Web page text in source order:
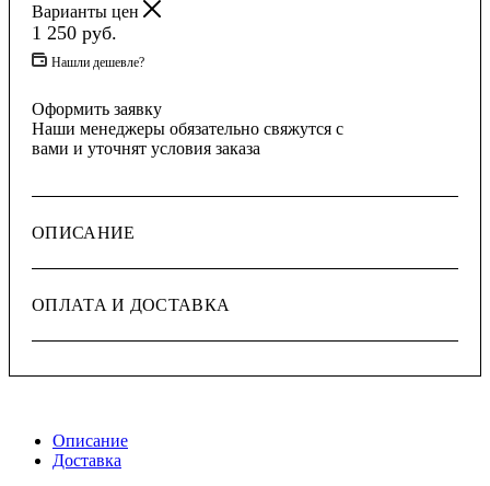
Варианты цен
1 250 руб.
Нашли дешевле?
Оформить заявку
Наши менеджеры обязательно свяжутся с
вами и уточнят условия заказа
ОПИСАНИЕ
ОПЛАТА И ДОСТАВКА
Описание
Доставка